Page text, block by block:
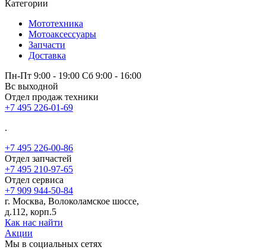
Категории
Мототехника
Мотоаксессуары
Запчасти
Доставка
Пн-Пт 9:00 - 19:00 Сб 9:00 - 16:00
Вс выходной
Отдел продаж техники
+7 495 226-01-69
.
+7 495 226-00-86
Отдел запчастей
+7 495 210-97-65
Отдел сервиса
+7 909 944-50-84
г. Москва, Волоколамское шоссе,
д.112, корп.5
Как нас найти
Акции
Мы в социальных сетях